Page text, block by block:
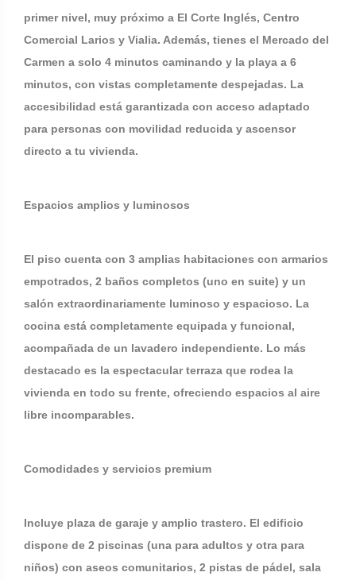
primer nivel, muy próximo a El Corte Inglés, Centro
Comercial Larios y Vialia. Además, tienes el Mercado del
Carmen a solo 4 minutos caminando y la playa a 6
minutos, con vistas completamente despejadas. La
accesibilidad está garantizada con acceso adaptado
para personas con movilidad reducida y ascensor
directo a tu vivienda.
Espacios amplios y luminosos
El piso cuenta con 3 amplias habitaciones con armarios
empotrados, 2 baños completos (uno en suite) y un
salón extraordinariamente luminoso y espacioso. La
cocina está completamente equipada y funcional,
acompañada de un lavadero independiente. Lo más
destacado es la espectacular terraza que rodea la
vivienda en todo su frente, ofreciendo espacios al aire
libre incomparables.
Comodidades y servicios premium
Incluye plaza de garaje y amplio trastero. El edificio
dispone de 2 piscinas (una para adultos y otra para
niños) con aseos comunitarios, 2 pistas de pádel, sala